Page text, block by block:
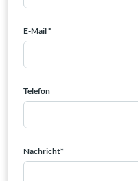
E-Mail *
Telefon
Nachricht*